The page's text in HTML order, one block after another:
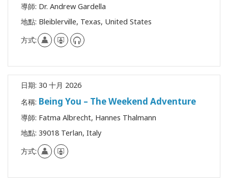
導師: Dr. Andrew Gardella
地點: Bleiblerville, Texas, United States
方式:
日期: 30 十月 2026
名稱: Being You – The Weekend Adventure
導師: Fatma Albrecht, Hannes Thalmann
地點: 39018 Terlan, Italy
方式: